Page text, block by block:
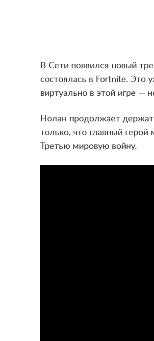
В Сети появился новый
состоялась в Fortnite. Это
виртуально в этой игре —
Нолан продолжает
только, что главный
Третью мировую войну.